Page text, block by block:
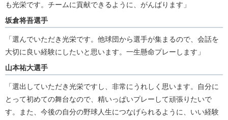
も光栄です。チームに貢献できるように、がんばります」
坂倉将吾選手
「選んでいただき光栄です。他球団から選手が集まるので、会話を
大切に良い経験にしたいと思います。一生懸命プレーします」
山本祐大選手
「選出していただき光栄ですし、非常にうれしく思います。自分に
とって初めての舞台なので、精いっぱいプレーして頑張りたいで
す。また、今後の自分の野球人生につなげられるように、いい経験